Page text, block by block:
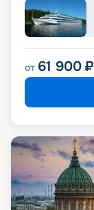
от 61 900 ₽